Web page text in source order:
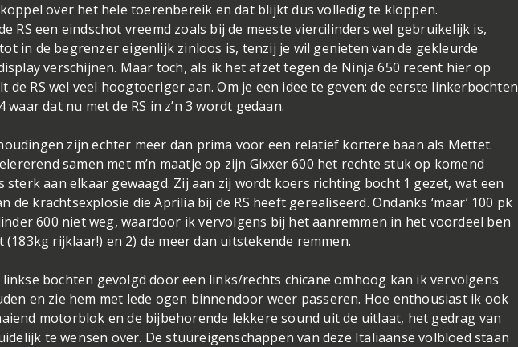
over het hele toerenbereik en dat blijkt dus volledig te kloppen.
RS een eindschot vreemd zoals bij de meeste viercilinders wel gebruikelijk is,
in de begrenzer eigenlijk zinloos is, tenzij je wil genieten van de gekleurde
verschijnen. Maar toch, als ik het afzet tegen de Ninja 650 recent hier op
de RS wel veel hoogtoeriger aan. Om je een idee te geven: de eerste linkerbochten
dat nu met de RS in z’n 3 wordt gedaan.
zijn echter meer dan prima voor een relatief kortere baan als Mettet.
samen met m’n maatje op zijn Gixxer 600 het rechte stuk op komend
sterk aan elkaar gewaagd. Zij aan zij wordt koers richting bocht 1 gezet, wat een
de krachtsexplosie die Aprilia bij de RS heeft gerealiseerd. Ondanks ‘maar’ 100 pk
600 niet weg, waardoor ik vervolgens bij het aanremmen in het voordeel ben
rijklaar!) en 2) de meer dan uitstekende remmen.
bochten gevolgd door een links/rechts chicane omhoog kan ik vervolgens
en zie hem met lede ogen binnendoor weer passeren. Hoe enthousiast ik ook
motorblok en de bijbehorende lekkere sound uit de uitlaat, het gedrag van
te wensen over. De stuureigenschappen van deze Italiaanse volbloed staan